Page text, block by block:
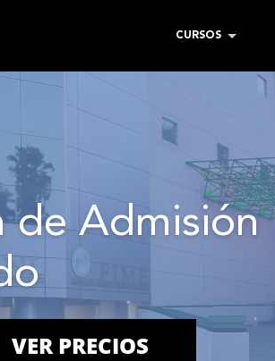
CURSOS
de Admisión
VER PRECIOS